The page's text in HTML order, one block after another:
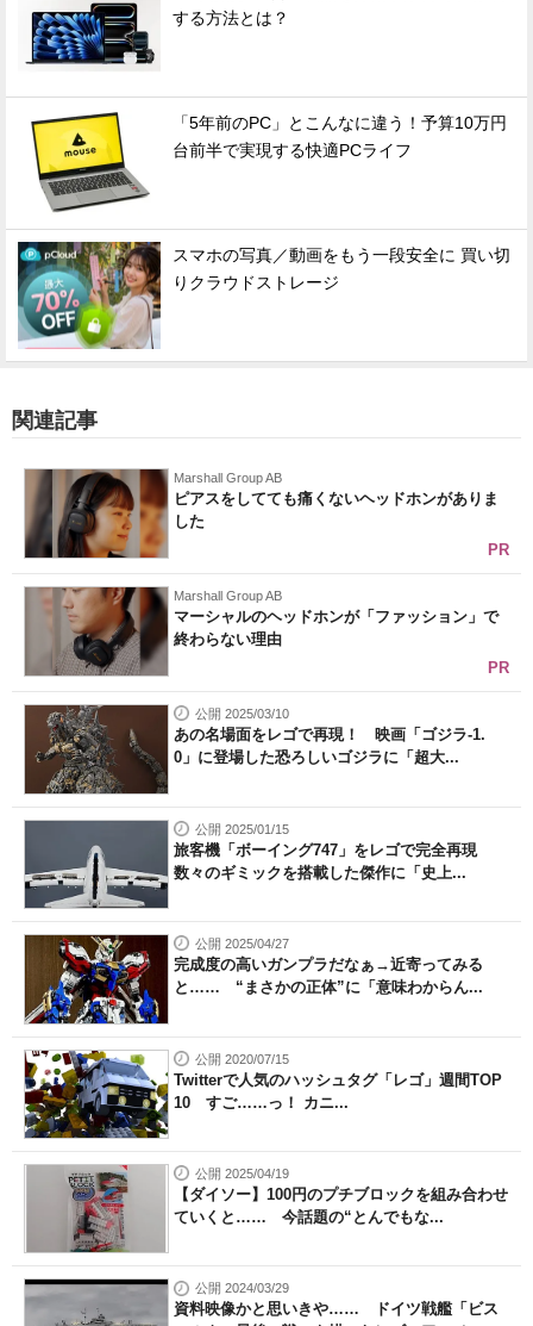
する方法とは？
「5年前のPC」とこんなに違う！予算10万円
台前半で実現する快適PCライフ
スマホの写真／動画をもう一段安全に 買い切
りクラウドストレージ
関連記事
Marshall Group AB
ピアスをしてても痛くないヘッドホンがありま
した
PR
Marshall Group AB
マーシャルのヘッドホンが「ファッション」で
終わらない理由
PR
公開 2025/03/10
あの名場面をレゴで再現！ 映画「ゴジラ-1.
0」に登場した恐ろしいゴジラに「超大...
公開 2025/01/15
旅客機「ボーイング747」をレゴで完全再現
数々のギミックを搭載した傑作に「史上...
公開 2025/04/27
完成度の高いガンプラだなぁ→近寄ってみる
と…… “まさかの正体”に「意味わからん...
公開 2020/07/15
Twitterで人気のハッシュタグ「レゴ」週間TOP
10 すご……っ！ カニ...
公開 2025/04/19
【ダイソー】100円のプチブロックを組み合わせ
ていくと…… 今話題の“とんでもな...
公開 2024/03/29
資料映像かと思いきや…… ドイツ戦艦「ビス